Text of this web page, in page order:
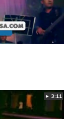
► 3:11